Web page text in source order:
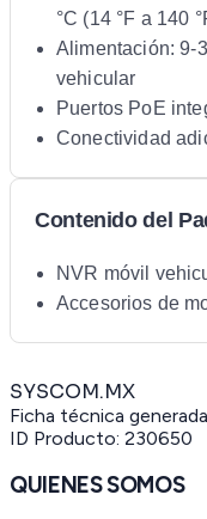
°C (14 °F a 140
Alimentación: 9-
vehicular
Puertos PoE
Conectividad
Contenido del
NVR móvil
Accesorios de
SYSCOM.MX
Ficha técnica
ID Producto: 230650
QUIENES SOMOS